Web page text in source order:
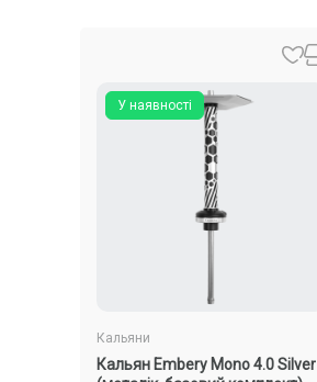
У наявності
Кальяни
Кальян Embery Mono 4.0 Silver